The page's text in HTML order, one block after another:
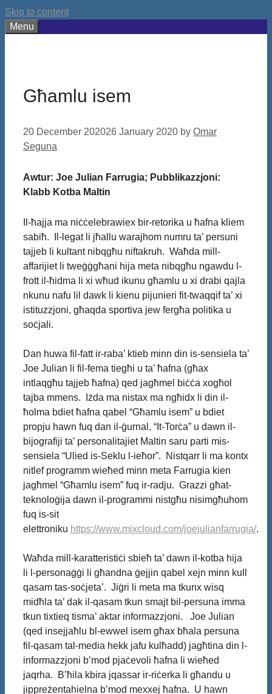
Skip to content
Menu
Għamlu isem
20 December 202026 January 2020 by Omar
Seguna
Awtur: Joe Julian Farrugia; Pubblikazzjoni:
Klabb Kotba Maltin
Il-ħajja ma niċċelebrawiex bir-retorika u ħafna kliem
sabiħ. Il-legat li jħallu warajhom numru ta’ persuni
tajjeb li kultant nibqgħu niftakruh. Waħda mill-
affarijiet li tweġġgħani hija meta nibqgħu ngawdu l-
frott il-ħidma li xi wħud ikunu għamlu u xi drabi qajla
nkunu nafu lil dawk li kienu pijunieri fit-twaqqif ta’ xi
istituzzjoni, għaqda sportiva jew fergħa politika u
soċjali.
Dan huwa fil-fatt ir-raba’ ktieb minn din is-sensiela ta’
Joe Julian li fil-fema tiegħi u ta’ ħafna (għax
intlaqgħu tajjeb ħafna) qed jagħmel biċċa xogħol
tajba mmens. Iżda ma nistax ma ngħidx li din il-
ħolma bdiet ħafna qabel “Għamlu isem” u bdiet
propju hawn fuq dan il-ġurnal, “It-Torċa” u dawn il-
bijografiji ta’ personalitajiet Maltin saru parti mis-
sensiela “Ulied is-Seklu l-ieħor”. Nistqarr li ma kontx
nitlef programm wieħed minn meta Farrugia kien
jagħmel “Għamlu isem” fuq ir-radju. Grazzi għat-
teknoloġija dawn il-programmi nistgħu nisimgħuhom
fuq is-sit
elettroniku https://www.mixcloud.com/joejulianfarrugia/.
Waħda mill-karatteristiċi sbieħ ta’ dawn il-kotba hija
li l-personaġġi li għandna ġejjin qabel xejn minn kull
qasam tas-soċjeta’. Jiġri li meta ma tkunx wisq
midħla ta’ dak il-qasam tkun smajt bil-persuna imma
tkun tixtieq tisma’ aktar informazzjoni. Joe Julian
(qed insejjaħlu bl-ewwel isem għax bħala persuna
fil-qasam tal-media hekk jafu kulħadd) jagħtina din l-
informazzjoni b’mod pjaċevoli ħafna li wieħed
jaqrha. B’ħila kbira jqassar ir-riċerka li għandu u
jippreżentahielna b’mod mexxej ħafna. U hawn